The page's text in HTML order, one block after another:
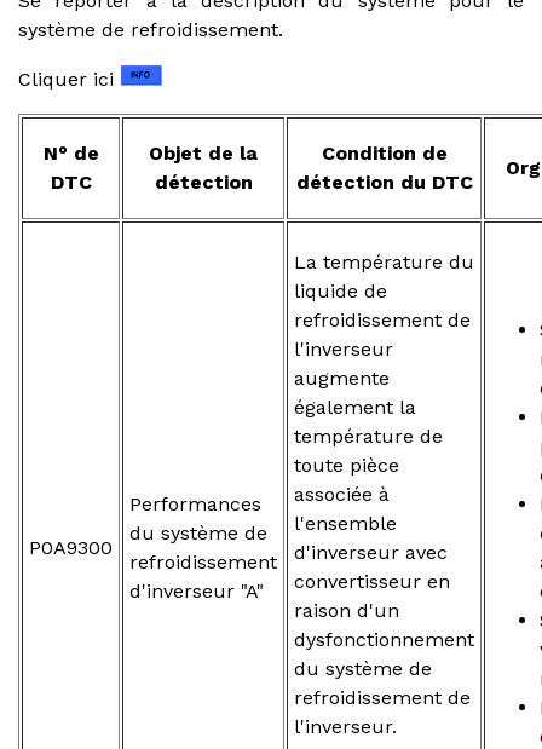
système de refroidissement.
Cliquer ici
N° de
DTC
Objet de la
détection
Condition de
détection du DTC
P0A9300
Performances
du système de
refroidissement
d'inverseur "A"
La température du
liquide de
refroidissement de
l'inverseur
augmente
également la
température de
toute pièce
associée à
l'ensemble
d'inverseur avec
convertisseur en
raison d'un
dysfonctionnement
du système de
refroidissement de
l'inverseur.